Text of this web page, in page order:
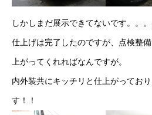
独自の買取査定
カーリースとは？
よくある質問
しかしまだ展示できてないです。。。
仕上げは完了したのですが、点検整
上がってくれればなんですが。
内外装共にキッチリと仕上がってお
す！！